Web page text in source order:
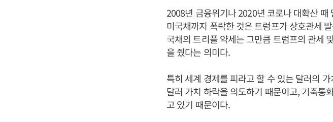
2008년 금융위기나 2020년 코로나 대확산
미국채까지 폭락한 것은 트럼프가 상호관세
국채의 트리플 약세는 그만큼 트럼프의 관세
을 줬다는 의미다.
특히 세계 경제를 피라고 할 수 있는 달러의
달러 가치 하락을 의도하기 때문이고, 기축통
고 있기 때문이다.